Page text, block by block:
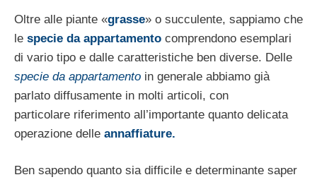
Oltre alle piante «grasse» o succulente, sap­piamo che
le specie da appartamento com­prendono esemplari
di vario tipo e dalle ca­ratteristiche ben diverse. Delle
specie da appartamento in generale abbiamo già
parlato diffusa­mente in molti articoli, con
particolare riferimento all’importante quanto delicata
operazione delle annaffiatu­re.
Ben sapendo quanto sia difficile e determi­nante saper